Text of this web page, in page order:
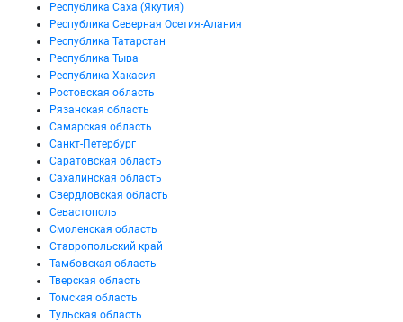
Республика Саха (Якутия)
Республика Северная Осетия-Алания
Республика Татарстан
Республика Тыва
Республика Хакасия
Ростовская область
Рязанская область
Самарская область
Санкт-Петербург
Саратовская область
Сахалинская область
Свердловская область
Севастополь
Смоленская область
Ставропольский край
Тамбовская область
Тверская область
Томская область
Тульская область